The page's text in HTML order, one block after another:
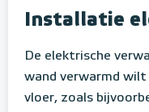
Installatie
De elektrische
wand verwarmd wilt
vloer, zoals